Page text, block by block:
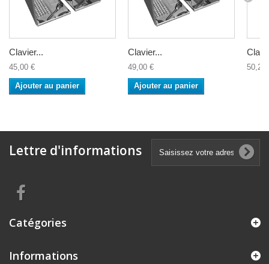
Clavier...
45,00 €
Ajouter au panier
Clavier...
49,00 €
Ajouter au panier
50,20
Lettre d'informations
Catégories
Informations